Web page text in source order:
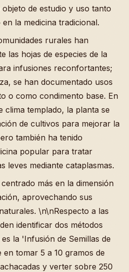
de estudio y uso tanto
la medicina tradicional.
rurales han
las hojas de especies de la
infusiones reconfortantes;
se han documentado usos
o como condimento base. En
clima templado, la planta se
de cultivos para mejorar la
también ha tenido
popular para tratar
leves mediante cataplasmas.
más en la dimensión
aprovechando sus
\n\nRespecto a las
identificar dos métodos
la 'Infusión de Semillas de
tomar 5 a 10 gramos de
y verter sobre 250